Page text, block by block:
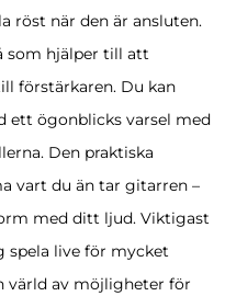
röst när den är ansluten.
som hjälper till att
förstärkaren. Du kan
ett ögonblicks varsel med
Den praktiska
vart du än tar gitarren –
med ditt ljud. Viktigast
spela live för mycket
värld av möjligheter för